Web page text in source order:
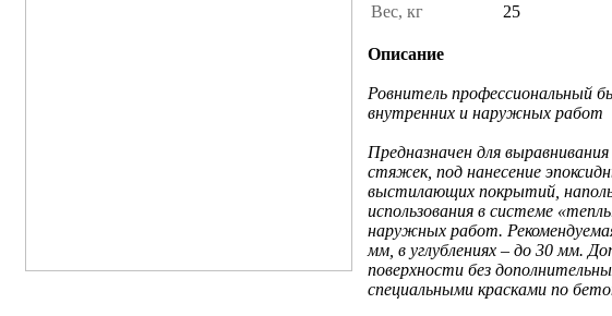
Вес, кг
25
Описание
Ровнитель профессиональный
внутренних и наружных работ
Предназначен для
стяжек, под нанесение
выстилающих покрытий,
использования в системе
наружных работ.
мм, в углублениях – до 30 мм.
поверхности без
специальными красками по